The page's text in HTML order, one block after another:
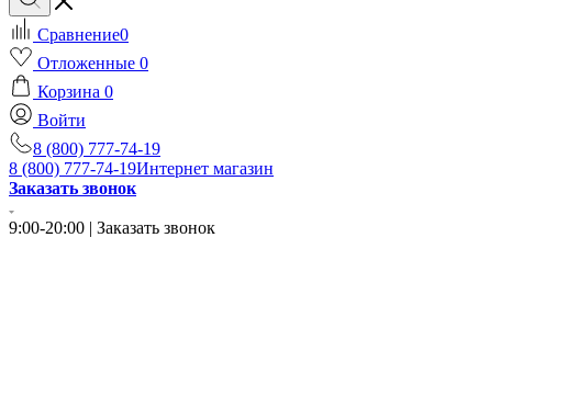
Сравнение0
Отложенные 0
Корзина 0
Войти
8 (800) 777-74-19
8 (800) 777-74-19Интернет магазин
Заказать звонок
9:00-20:00 | Заказать звонок